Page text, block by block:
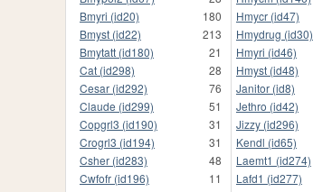
Bmyri (id20)
180
Bmyst (id22)
213
Bmytatt (id180)
21
Cat (id298)
28
Cesar (id292)
76
Claude (id299)
51
Copgrl3 (id190)
31
Crogrl3 (id194)
31
Csher (id283)
48
Cwfofr (id196)
11
Hmycr (id47)
Hmydrug (id30)
Hmyri (id46)
Hmyst (id48)
Janitor (id8)
Jethro (id42)
Jizzy (id296)
Kendl (id65)
Laemt1 (id274)
Lafd1 (id277)